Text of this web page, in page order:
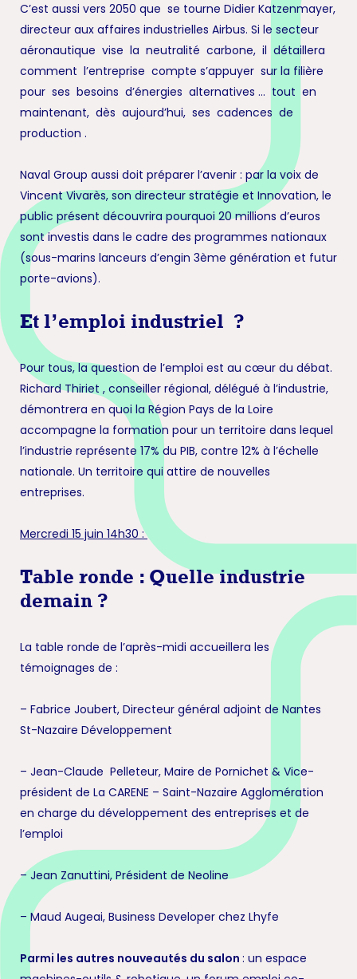
C’est aussi vers 2050 que se tourne Didier Katzenmayer,
directeur aux affaires industrielles Airbus. Si le secteur
aéronautique vise la neutralité carbone, il détaillera
comment l’entreprise compte s’appuyer sur la filière
pour ses besoins d’énergies alternatives … tout en
maintenant, dès aujourd’hui, ses cadences de
production .
Naval Group aussi doit préparer l’avenir : par la voix de
Vincent Vivarès, son directeur stratégie et Innovation, le
public présent découvrira pourquoi 20 millions d’euros
sont investis dans le cadre des pro­grammes nationaux
(sous-marins lanceurs d’engin 3ème génération et futur
porte-avions).
Et l’emploi industriel ?
Pour tous, la question de l’emploi est au cœur du débat.
Richard Thiriet , conseiller régional, délégué à l’industrie,
démontrera en quoi la Région Pays de la Loire
accompagne la formation pour un territoire dans lequel
l’industrie représente 17% du PIB, contre 12% à l’échelle
nationale. Un territoire qui attire de nouvelles
entreprises.
Mercredi 15 juin 14h30 :
Table ronde : Quelle industrie
demain ?
La table ronde de l’après-midi accueillera les
témoignages de :
– Fabrice Joubert, Directeur général adjoint de Nantes
St-Nazaire Développement
– Jean-Claude Pelleteur, Maire de Pornichet & Vice-
président de La CARENE – Saint-Nazaire Agglomération
en charge du développement des entreprises et de
l’emploi
– Jean Zanuttini, Président de Neoline
– Maud Augeai, Business Developer chez Lhyfe
Parmi les autres nouveautés du salon : un espace